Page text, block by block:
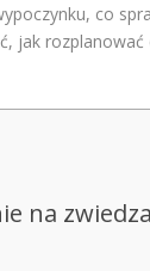
co
jak
na